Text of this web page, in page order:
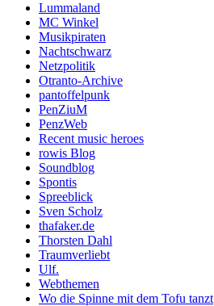
Lummaland
MC Winkel
Musikpiraten
Nachtschwarz
Netzpolitik
Otranto-Archive
pantoffelpunk
PenZiuM
PenzWeb
Recent music heroes
rowis Blog
Soundblog
Spontis
Spreeblick
Sven Scholz
thafaker.de
Thorsten Dahl
Traumverliebt
Ulf.
Webthemen
Wo die Spinne mit dem Tofu tanzt